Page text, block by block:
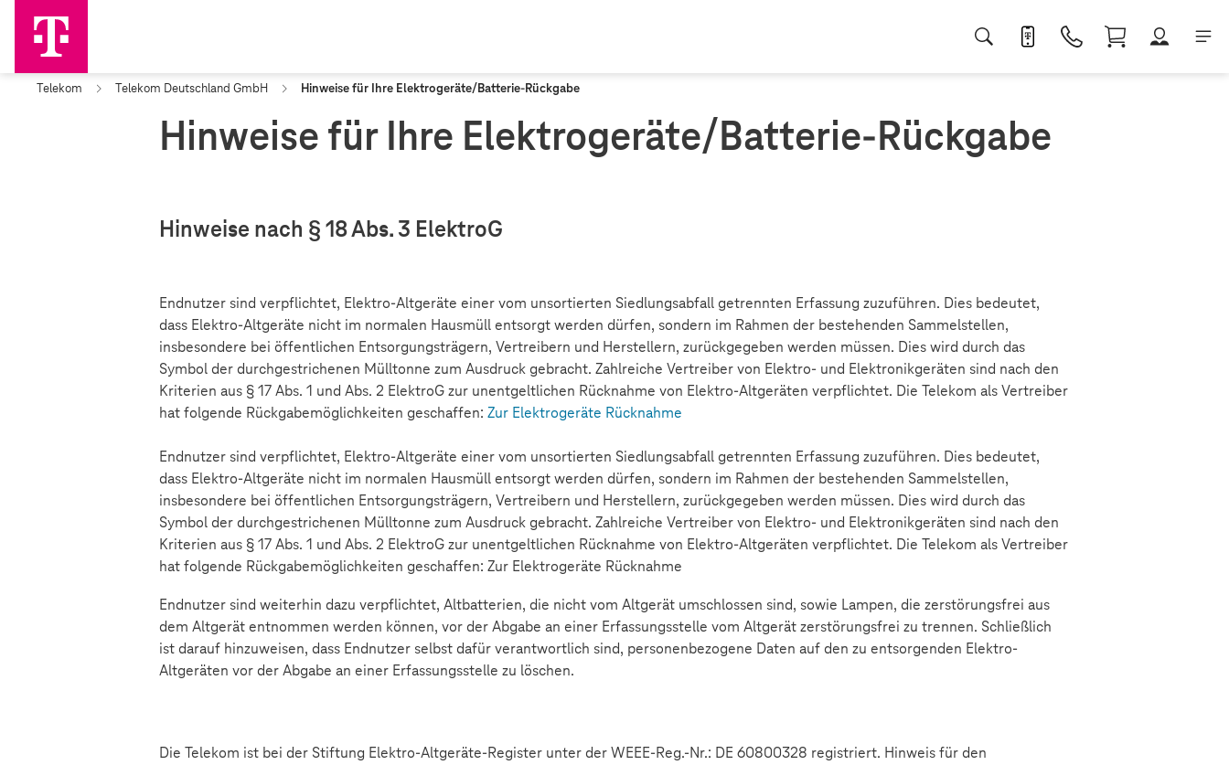
Telekom Telekom Deutschland GmbH Hinweise für Ihre Elektrogeräte/Batterie-Rückgabe
Hinweise für Ihre Elektrogeräte/Batterie-Rückgabe
Hinweise nach § 18 Abs. 3 ElektroG
Endnutzer sind verpflichtet, Elektro-Altgeräte einer vom unsortierten Siedlungsabfall getrennten Erfassung zuzuführen. Dies bedeutet,
dass Elektro-Altgeräte nicht im normalen Hausmüll entsorgt werden dürfen, sondern im Rahmen der bestehenden Sammelstellen,
insbesondere bei öffentlichen Entsorgungsträgern, Vertreibern und Herstellern, zurückgegeben werden müssen. Dies wird durch das
Symbol der durchgestrichenen Mülltonne zum Ausdruck gebracht. Zahlreiche Vertreiber von Elektro- und Elektronikgeräten sind nach den
Kriterien aus § 17 Abs. 1 und Abs. 2 ElektroG zur unentgeltlichen Rücknahme von Elektro-Altgeräten verpflichtet. Die Telekom als Vertreiber
hat folgende Rückgabemöglichkeiten geschaffen: Zur Elektrogeräte Rücknahme
Endnutzer sind verpflichtet, Elektro-Altgeräte einer vom unsortierten Siedlungsabfall getrennten Erfassung zuzuführen. Dies bedeutet,
dass Elektro-Altgeräte nicht im normalen Hausmüll entsorgt werden dürfen, sondern im Rahmen der bestehenden Sammelstellen,
insbesondere bei öffentlichen Entsorgungsträgern, Vertreibern und Herstellern, zurückgegeben werden müssen. Dies wird durch das
Symbol der durchgestrichenen Mülltonne zum Ausdruck gebracht. Zahlreiche Vertreiber von Elektro- und Elektronikgeräten sind nach den
Kriterien aus § 17 Abs. 1 und Abs. 2 ElektroG zur unentgeltlichen Rücknahme von Elektro-Altgeräten verpflichtet. Die Telekom als Vertreiber
hat folgende Rückgabemöglichkeiten geschaffen: Zur Elektrogeräte Rücknahme
Endnutzer sind weiterhin dazu verpflichtet, Altbatterien, die nicht vom Altgerät umschlossen sind, sowie Lampen, die zerstörungsfrei aus
dem Altgerät entnommen werden können, vor der Abgabe an einer Erfassungsstelle vom Altgerät zerstörungsfrei zu trennen. Schließlich
ist darauf hinzuweisen, dass Endnutzer selbst dafür verantwortlich sind, personenbezogene Daten auf den zu entsorgenden Elektro-
Altgeräten vor der Abgabe an einer Erfassungsstelle zu löschen.
Die Telekom ist bei der Stiftung Elektro-Altgeräte-Register unter der WEEE-Reg.-Nr.: DE 60800328 registriert. Hinweis für den